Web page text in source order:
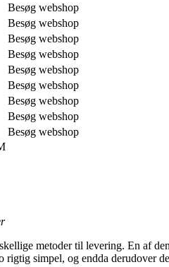
Besøg webshop
Besøg webshop
Besøg webshop
Besøg webshop
Besøg webshop
Besøg webshop
Besøg webshop
Besøg webshop
Besøg webshop
metoder til levering. En af
rigtig simpel, og endda